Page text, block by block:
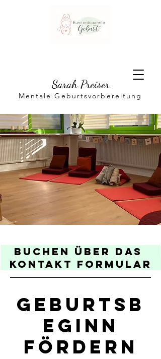
Sarah Preiser
Mentale Geburtsvorbereitung
Geburtsb
eginn
Fördern
Buchen über das
Kontakt Formular